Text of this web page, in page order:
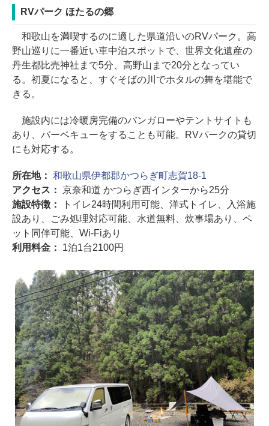
RVパーク ほたるの郷
和歌山を満喫するのに適した県道沿いのRVパーク。高
野山巡りに一番近い車中泊スポットで、世界文化遺産の
丹生都比売神社まで5分、高野山まで20分となってい
る。初夏になると、すぐそばの川でホタルの舞を堪能で
きる。
施設内には冷暖房完備のバンガローやテントサイトも
あり、バーベキューをすることも可能。RVパークの貸切
にも対応する。
所在地： 和歌山県伊都郡かつらぎ町志賀18-1
アクセス： 京奈和道 かつらぎ西インターから25分
施設特徴：
トイレ24時間利用可能、洋式トイレ、入浴施
設あり、ごみ処理対応可能、水道無料、炊事場あり、ペ
ット同伴可能、Wi-Fiあり
利用料金： 1泊1台2100円